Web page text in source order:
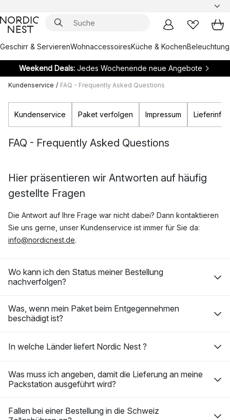
Geschirr & ServierenWohnaccessoiresKüche & KochenBeleuchtung
Weekend Deals:Jedes Wochenende neue Angebote
Kundenservice / FAQ - Frequently Asked Questions
Kundenservice Paket verfolgen Impressum
FAQ - Frequently Asked Questions
Hier präsentieren wir Antworten auf häufig
gestellte Fragen
Die Antwort auf Ihre Frage war nicht dabei? Dann kontaktieren
Sie uns gerne, unser Kundenservice ist immer für Sie da:
info@nordicnest.de.
Wo kann ich den Status meiner Bestellung
nachverfolgen?
Was, wenn mein Paket beim Entgegennehmen
beschädigt ist?
In welche Länder liefert Nordic Nest ?
Was muss ich angeben, damit die Lieferung an meine
Packstation ausgeführt wird?
Fallen bei einer Bestellung in die Schweiz